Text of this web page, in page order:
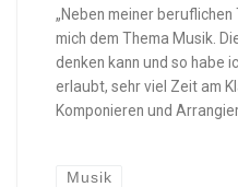
„Neben meiner
mich dem Thema Musik.
denken kann und so habe
erlaubt, sehr viel Zeit am
Komponieren und
Musik